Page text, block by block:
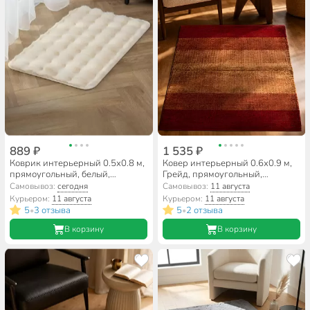
889 ₽
Коврик интерьерный 0.5х0.8 м,
прямоугольный, белый,
искусственный мех, A090278
Самовывоз:сегодня
Курьером: 11 августа
5•3 отзыва
В корзину
1 535 ₽
Ковер интерьерный 0.6х0.9 м,
Грейд, прямоугольный,
оранжевый, хлопковый, 31118
Самовывоз: 11 августа
Курьером: 11 августа
5•2 отзыва
В корзину